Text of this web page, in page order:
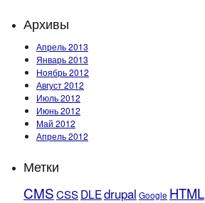
Архивы
Апрель 2013
Январь 2013
Ноябрь 2012
Август 2012
Июль 2012
Июнь 2012
Май 2012
Апрель 2012
Метки
CMSCSSDLEdrupal Google HTML